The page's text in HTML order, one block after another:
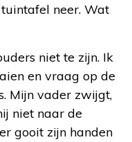
neer. Wat
niet te zijn. Ik
en vraag op de
Mijn vader zwijgt,
niet naar de
gooit zijn handen